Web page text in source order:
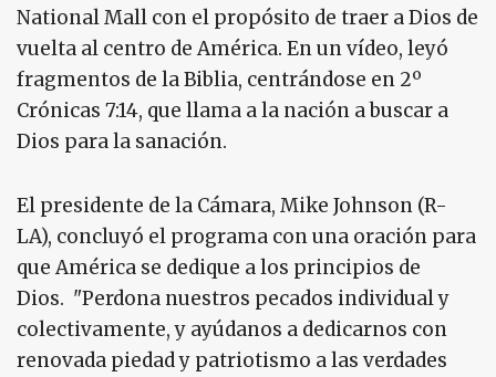
National Mall con el propósito de traer a Dios de
vuelta al centro de América. En un vídeo, leyó
fragmentos de la Biblia, centrándose en 2º
Crónicas 7:14, que llama a la nación a buscar a
Dios para la sanación.
El presidente de la Cámara, Mike Johnson (R-
LA), concluyó el programa con una oración para
que América se dedique a los principios de
Dios. "Perdona nuestros pecados individual y
colectivamente, y ayúdanos a dedicarnos con
renovada piedad y patriotismo a las verdades